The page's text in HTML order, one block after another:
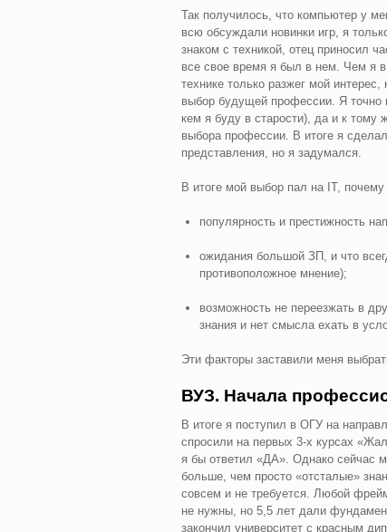
Так получилось, что компьютер у
всю обсуждали новинки игр, я
знаком с техникой, отец приносил
все свое время я был в нем. Чем я
технике только разжег мой
выбор будущей профессии. Я точно
кем я буду в старости), да и к тому
выбора профессии. В итоге я
представления, но я задумался.
В итоге мой выбор пал на IT,
популярность и престижность
ожидания большой ЗП, и что
противоположное мнение);
возможность не переезжать в
знания и нет смысла ехать в
Эти факторы заставили меня
ВУЗ. Начала
В итоге я поступил в ОГУ на
спросили на первых 3-х курсах
я бы ответил «ДА». Однако сейчас
больше, чем просто «отсталые»
совсем и не требуется. Любой
не нужны, но 5,5 лет дали
закончил университет с красным